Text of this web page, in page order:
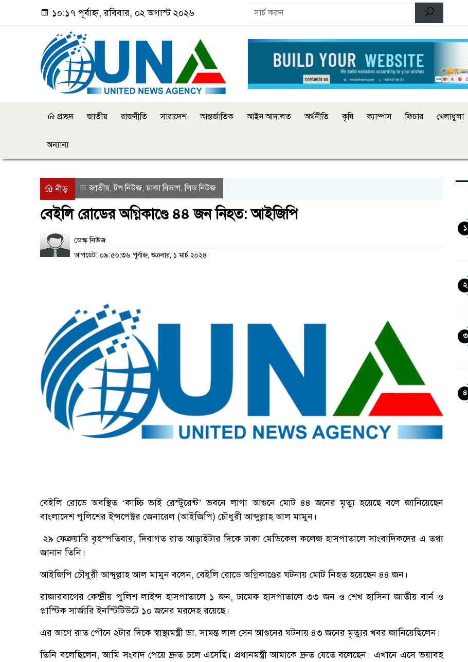
১০:১৭ পূর্বাহ্ন, রবিবার, ০২ অগাস্ট ২০২৬
প্রচ্ছদ জাতীয় রাজনীতি সারাদেশ আন্তর্জাতিক আইন আদালত অর্থনীতি কৃষি ক্যাম্পাস ফিচার খেলাধুলা
অন্যান্য
নীড় জাতীয় ,টপ নিউজ ,ঢাকা বিভাগ,লিড নিউজ
বেইলি রোডের অগ্নিকাণ্ডে ৪৪ জন নিহত: আইজিপি
ডেস্ক নিউজ
আপডেট: ০৯:৫০:৩৬ পূর্বাহ্ন, শুক্রবার, ১ মার্চ ২০২৪
বেইলি রোডে অবস্থিত ‘কাচ্চি ভাই রেস্টুরেন্ট’ ভবনে লাগা আগুনে মোট ৪৪ জনের মৃত্যু হয়েছে বলে জানিয়েছেন
বাংলাদেশ পুলিশের ইন্সপেক্টর জেনারেল (আইজিপি) চৌধুরী আব্দুল্লাহ আল মামুন।
২৯ ফেব্রুয়ারি বৃহস্পতিবার, দিবাগত রাত আড়াইটার দিকে ঢাকা মেডিকেল কলেজ হাসপাতালে সাংবাদিকদের এ তথ্য
জানান তিনি।
আইজিপি চৌধুরী আব্দুল্লাহ আল মামুন বলেন, বেইলি রোডে অগ্নিকাণ্ডের ঘটনায় মোট নিহত হয়েছেন ৪৪ জন।
রাজারবাগের কেন্দ্রীয় পুলিশ লাইন্স হাসপাতালে ১ জন, ঢামেক হাসপাতালে ৩৩ জন ও শেখ হাসিনা জাতীয় বার্ন ও
প্লাস্টিক সার্জারি ইনস্টিটিউটে ১০ জনের মরদেহ রয়েছে।
এর আগে রাত পৌনে ২টার দিকে স্বাস্থ্যমন্ত্রী ডা. সামন্ত লাল সেন আগুনের ঘটনায় ৪৩ জনের মৃত্যুর খবর জানিয়েছিলেন।
তিনি বলেছিলেন, আমি সংবাদ পেয়ে দ্রুত চলে এসেছি। প্রধানমন্ত্রী আমাকে দ্রুত যেতে বলেছেন। এখানে এসে ভয়াবহ
১
২
৩
৪